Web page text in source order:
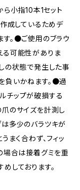
小指10本1セット
成しているためデ
。●ご使用のブラウ
る可能性がありま
の状態で発生した事
負いかねます。●過
チップが破損する
のサイズを計測し
多少のバラツキが
まく合わず、フィッ
場合は接着グミを重
しております。